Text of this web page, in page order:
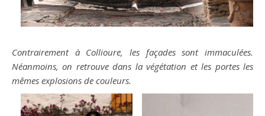
Contrairement à Collioure, les façades sont immaculées.
Néanmoins, on retrouve dans la végétation et les portes les
mêmes explosions de couleurs.